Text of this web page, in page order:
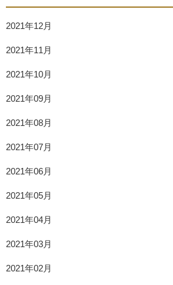
2021年12月
2021年11月
2021年10月
2021年09月
2021年08月
2021年07月
2021年06月
2021年05月
2021年04月
2021年03月
2021年02月